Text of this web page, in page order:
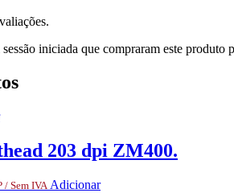
iniciada que compraram este produto
203 dpi ZM400.
/ Sem IVA Adicionar